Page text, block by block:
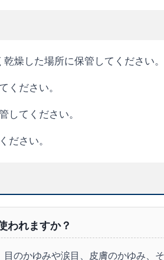
燥した場所に保管してください。
ください。
してください。
ださい。
われますか？
のかゆみや涙目、皮膚のかゆみ、